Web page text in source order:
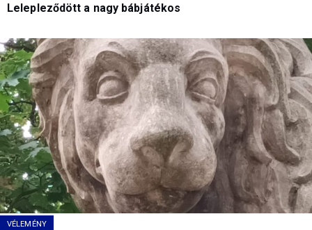
Lelepleződött a nagy bábjátékos
VÉLEMÉNY